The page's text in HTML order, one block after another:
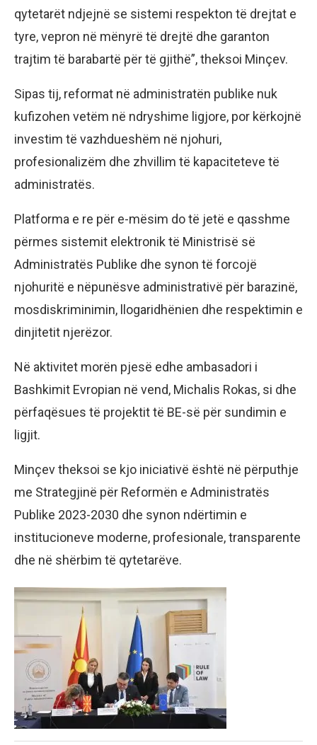
qytetarët ndjejnë se sistemi respekton të drejtat e
tyre, vepron në mënyrë të drejtë dhe garanton
trajtim të barabartë për të gjithë”, theksoi Minçev.
Sipas tij, reformat në administratën publike nuk
kufizohen vetëm në ndryshime ligjore, por kërkojnë
investim të vazhdueshëm në njohuri,
profesionalizëm dhe zhvillim të kapaciteteve të
administratës.
Platforma e re për e-mësim do të jetë e qasshme
përmes sistemit elektronik të Ministrisë së
Administratës Publike dhe synon të forcojë
njohuritë e nëpunësve administrativë për barazinë,
mosdiskriminimin, llogaridhënien dhe respektimin e
dinjitetit njerëzor.
Në aktivitet morën pjesë edhe ambasadori i
Bashkimit Evropian në vend, Michalis Rokas, si dhe
përfaqësues të projektit të BE-së për sundimin e
ligjit.
Minçev theksoi se kjo iniciativë është në përputhje
me Strategjinë për Reformën e Administratës
Publike 2023-2030 dhe synon ndërtimin e
institucioneve moderne, profesionale, transparente
dhe në shërbim të qytetarëve.